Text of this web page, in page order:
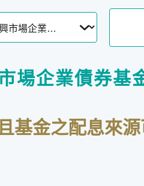
場企業債券基
基金之配息來